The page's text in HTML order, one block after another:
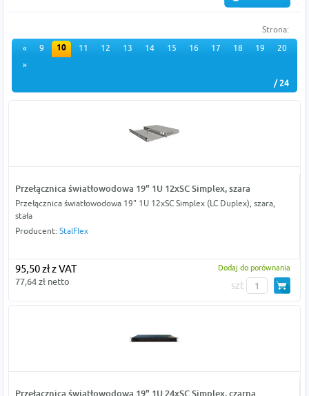
Strona:
«
9 10 11 12 13 14 15 16 17 18 19
20
»
/ 24
Przełącznica światłowodowa 19" 1U 12xSC Simplex, szara
Przełącznica światłowodowa 19" 1U 12xSC Simplex (LC Duplex), szara,
stała
Producent: StalFlex
95,50 zł z VAT
77,64 zł netto
Dodaj do porównania
szt
Przełącznica światłowodowa 19" 1U 24xSC Simplex, czarna